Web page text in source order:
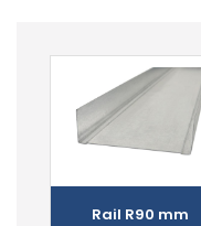
Rail R90 mm